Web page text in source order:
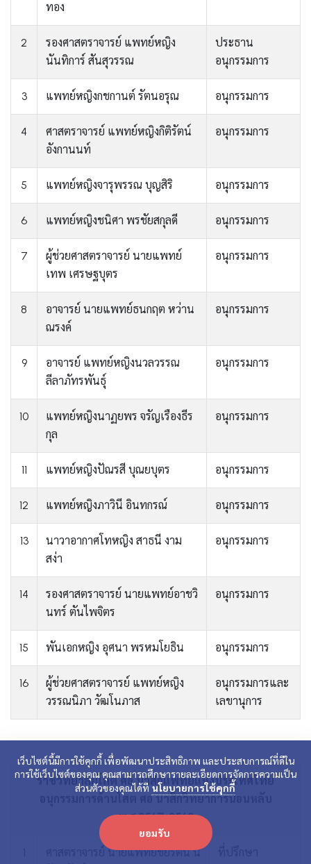
ทอง
2
รองศาสตราจารย์ แพทย์หญิง
นันทิการ์ สันสุวรรณ
ประธาน
อนุกรรมการ
3 แพทย์หญิงกชกานต์ รัตนอรุณ อนุกรรมการ
4
ศาสตราจารย์ แพทย์หญิงกิติรัตน์
อังกานนท์
อนุกรรมการ
5 แพทย์หญิงจารุพรรณ บุญสิริ อนุกรรมการ
6 แพทย์หญิงชนิศา พรชัยสกุลดี อนุกรรมการ
7
ผู้ช่วยศาสตราจารย์ นายแพทย์
เทพ เศรษฐบุตร
อนุกรรมการ
8
อาจารย์ นายแพทย์ธนกฤต หว่าน
ณรงค์
อนุกรรมการ
9
อาจารย์ แพทย์หญิงนวลวรรณ
ลีลาภัทรพันธุ์
อนุกรรมการ
10
แพทย์หญิงนาฏยพร จรัญเรืองธีร
กุล
อนุกรรมการ
11 แพทย์หญิงปัณรสี บุณยบุตร อนุกรรมการ
12 แพทย์หญิงภาวินี อินทกรณ์ อนุกรรมการ
13
นาวาอากาศโทหญิง สาธนี งาม
สง่า
อนุกรรมการ
14
รองศาสตราจารย์ นายแพทย์อาชวิ
นทร์ ตันไพจิตร
อนุกรรมการ
15 พันเอกหญิง อุศนา พรหมโยธิน อนุกรรมการ
16
ผู้ช่วยศาสตราจารย์ แพทย์หญิง
วรรณนิภา วัฒโนภาส
อนุกรรมการและ
เลขานุการ
ราชวิทยาลัยโสต ศอ นาสิกแพทย์แห่งประเทศไทย
อนุกรรมการด้านโสต ศอ นาสิกวิทยาการนอนหลับ
พ.ศ.2567-2569
ศาสตราจารย์ นายแพทย์ชัยรัตน์ นิ
เว็บไซต์นี้มีการใช้คุกกี้ เพื่อพัฒนาประสิทธิภาพ และประสบการณ์ที่ดีใน
การใช้เว็บไซต์ของคุณ คุณสามารถศึกษารายละเอียดการจัดการความเป็น
ส่วนตัวของคุณได้ที นโยบายการใช้คุกกี้
ยอมรับ